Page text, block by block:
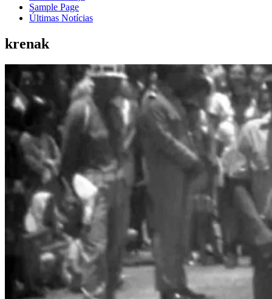
Sample Page
Últimas Notícias
krenak